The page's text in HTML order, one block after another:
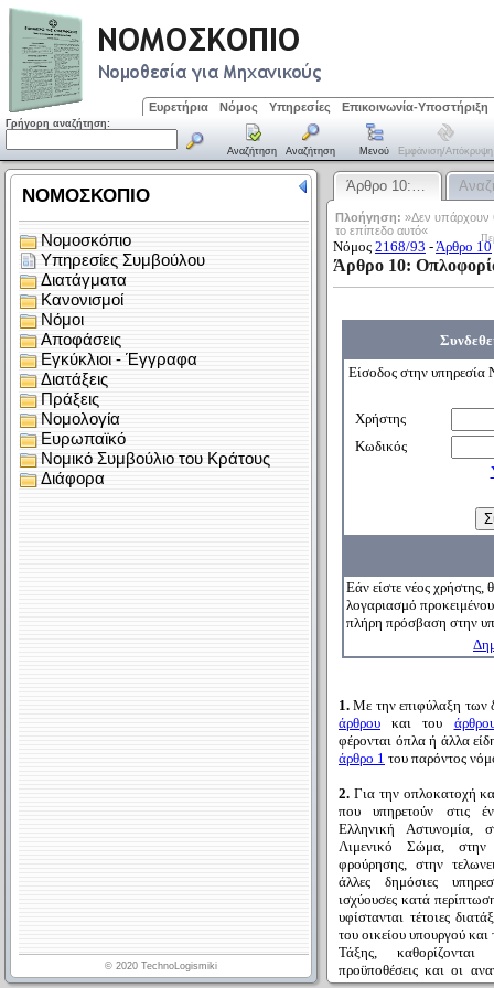
Ευρετήρια Νόμος Υπηρεσίες Επικοινωνία-Υποστήριξη
Γρήγορη αναζήτηση:
Αναζήτηση Αναζήτηση Μενού Εμφάνιση/απόκρυψη
Άρθρο 10:…